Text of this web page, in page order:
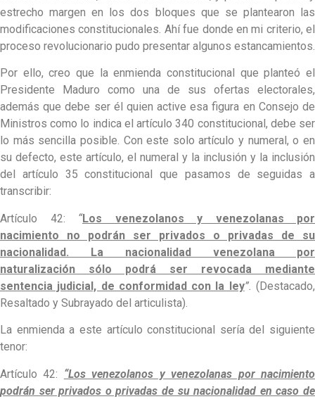
estrecho margen en los dos bloques que se plantearon las
modificaciones constitucionales. Ahí fue donde en mi criterio, el
proceso revolucionario pudo presentar algunos estancamientos.
Por ello, creo que la enmienda constitucional que planteó el
Presidente Maduro como una de sus ofertas electorales,
además que debe ser él quien active esa figura en Consejo de
Ministros como lo indica el artículo 340 constitucional, debe ser
lo más sencilla posible. Con este solo artículo y numeral, o en
su defecto, este artículo, el numeral y la inclusión y la inclusión
del artículo 35 constitucional que pasamos de seguidas a
transcribir:
Artículo 42: “Los venezolanos y venezolanas por
nacimiento no podrán ser privados o privadas de su
nacionalidad. La nacionalidad venezolana por
naturalización sólo podrá ser revocada mediante
sentencia judicial, de conformidad con la ley”.(Destacado,
Resaltado y Subrayado del articulista).
La enmienda a este artículo constitucional sería del siguiente
tenor:
Artículo 42: “Los venezolanos y venezolanas por nacimiento
podrán ser privados o privadas de su nacionalidad en caso de